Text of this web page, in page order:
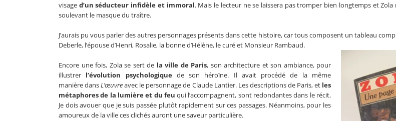
visage d’un séducteur infidèle et immoral. Mais le lecteur ne se laissera pas tromper bien longtemps et
soulevant le masque du traître.
J’aurais pu vous parler des autres personnages présents dans cette histoire, car tous composent un tableau
Deberle, l’épouse d’Henri, Rosalie, la bonne d’Hélène, le curé et Monsieur Rambaud.
Encore une fois, Zola se sert de la ville de Paris, son architecture et son ambiance, pour
illustrer l’évolution psychologiquede son héroïne. Il avait procédé de la même
manière dansL’œuvreavec le personnage de Claude Lantier. Les descriptions de Paris, et les
métaphores de la lumière et du feuqui l’accompagnent, sont redondantes dans le récit.
Je dois avouer que je suis passée plutôt rapidement sur ces passages. Néanmoins, pour les
amoureux de la ville ces clichés auront une saveur particulière.